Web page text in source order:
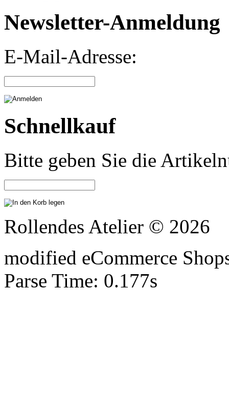
Newsletter-Anmeldung
E-Mail-Adresse:
Schnellkauf
Bitte geben Sie die
Rollendes Atelier © 2026
modified eCommerce
Parse Time: 0.177s